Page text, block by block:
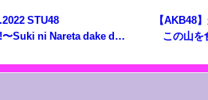
Suki ni Nareta dake de
【AKB48
この山を